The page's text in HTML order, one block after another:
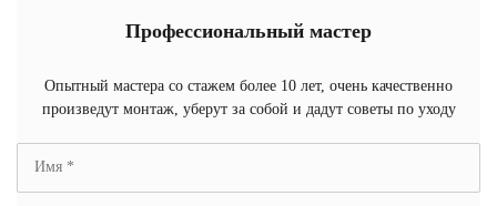
Профессиональный мастер
Опытный мастера со стажем более 10 лет, очень качественно
произведут монтаж, уберут за собой и дадут советы по уходу